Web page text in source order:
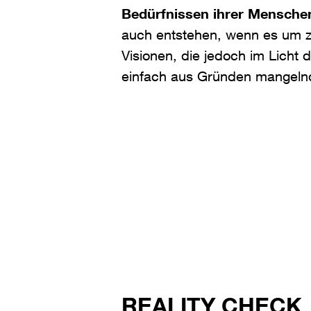
Bedürfnissen ihrer
auch entstehen, wenn es um
Visionen, die jedoch im Licht
einfach aus Gründen
REALITY CHECK